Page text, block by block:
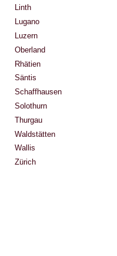
Linth
Lugano
Luzern
Oberland
Rhätien
Säntis
Schaffhausen
Solothurn
Thurgau
Waldstätten
Wallis
Zürich